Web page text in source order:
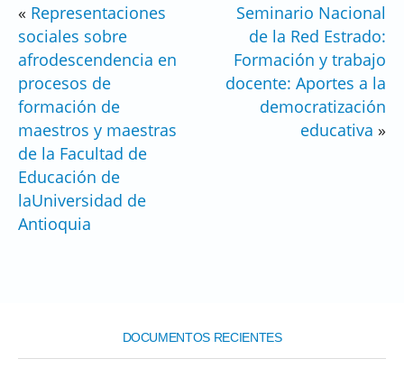
« Representaciones
sociales sobre
afrodescendencia en
procesos de
formación de
maestros y maestras
de la Facultad de
Educación de
laUniversidad de
Antioquia
Seminario Nacional
de la Red Estrado:
Formación y trabajo
docente: Aportes a la
democratización
educativa »
DOCUMENTOS RECIENTES